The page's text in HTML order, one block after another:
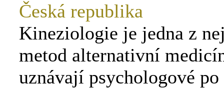
Česká republika
Kineziologie je jedna z
metod alternativní
uznávají psychologové po